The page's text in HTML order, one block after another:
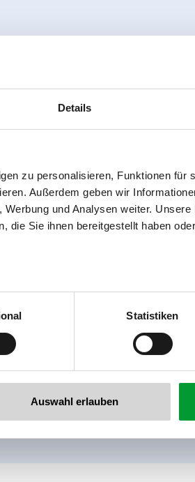
Details
zu personalisieren, Funktionen für
Außerdem geben wir
und Analysen weiter.
die Sie ihnen bereitgestellt haben
Statistiken
Auswahl erlauben